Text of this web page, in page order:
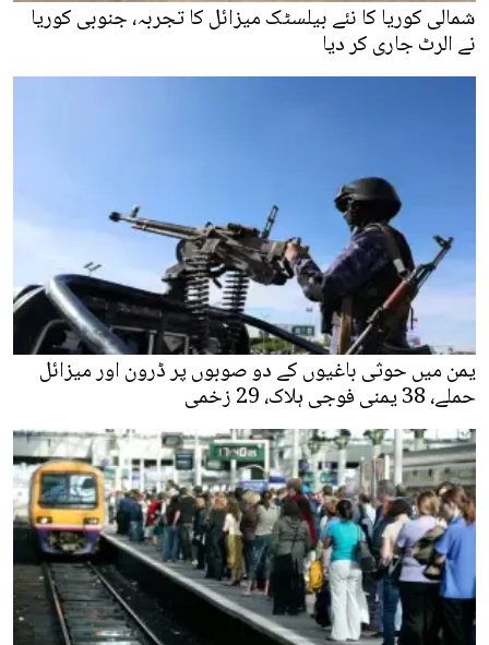
شمالی کوریا کا نئے بیلسٹک میزائل کا تجربہ، جنوبی کوریا
نے الرٹ جاری کر دیا
یمن میں حوثی باغیوں کے دو صوبوں پر ڈرون اور میزائل
حملے، 38 یمنی فوجی ہلاک، 29 زخمی